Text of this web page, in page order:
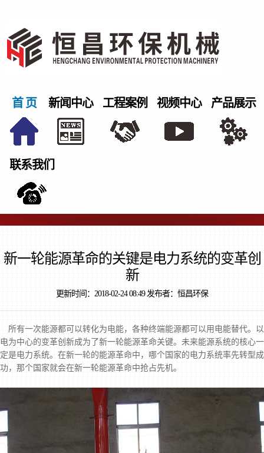
首 页 新闻中心 工程案例 视频中心 产品展示
联系我们
新一轮能源革命的关键是电力系统的变革创
新
更新时间：2018-02-24 08:49 发布者：恒昌环保
所有一次能源都可以转化为电能，各种终端能源都可以用电能替代。以
电为中心的变革创新成为了新一轮能源革命关键。未来能源系统的核心一
定是电力系统。在新一轮的能源革命中，哪个国家的电力系统率先转型成
功，那个国家就会在新一轮能源革命中抢占先机。